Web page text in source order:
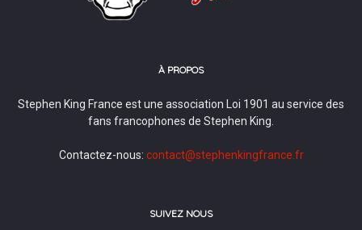
À PROPOS
Stephen King France est une association Loi 1901 au service des
fans francophones de Stephen King.
Contactez-nous: contact@stephenkingfrance.fr
SUIVEZ NOUS